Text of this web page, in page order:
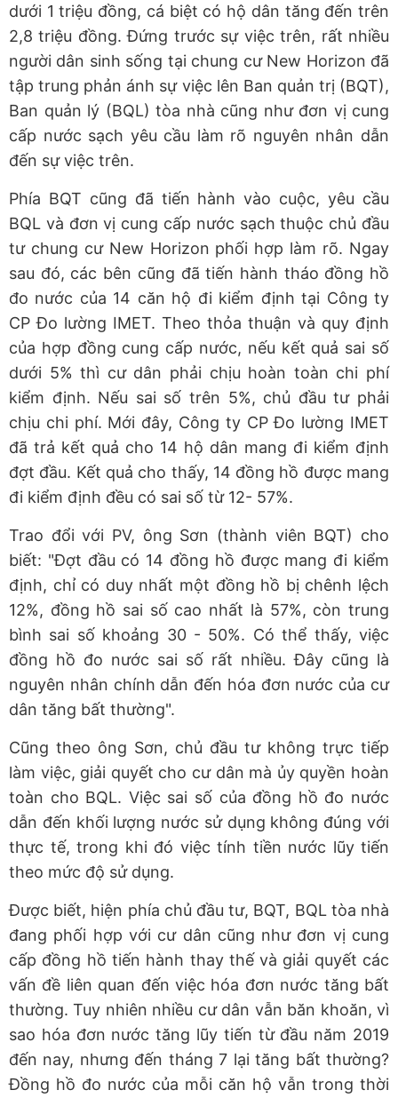
dưới 1 triệu đồng, cá biệt có hộ dân tăng đến trên
2,8 triệu đồng. Đứng trước sự việc trên, rất nhiều
người dân sinh sống tại chung cư New Horizon đã
tập trung phản ánh sự việc lên Ban quản trị (BQT),
Ban quản lý (BQL) tòa nhà cũng như đơn vị cung
cấp nước sạch yêu cầu làm rõ nguyên nhân dẫn
đến sự việc trên.
Phía BQT cũng đã tiến hành vào cuộc, yêu cầu
BQL và đơn vị cung cấp nước sạch thuộc chủ đầu
tư chung cư New Horizon phối hợp làm rõ. Ngay
sau đó, các bên cũng đã tiến hành tháo đồng hồ
đo nước của 14 căn hộ đi kiểm định tại Công ty
CP Đo lường IMET. Theo thỏa thuận và quy định
của hợp đồng cung cấp nước, nếu kết quả sai số
dưới 5% thì cư dân phải chịu hoàn toàn chi phí
kiểm định. Nếu sai số trên 5%, chủ đầu tư phải
chịu chi phí. Mới đây, Công ty CP Đo lường IMET
đã trả kết quả cho 14 hộ dân mang đi kiểm định
đợt đầu. Kết quả cho thấy, 14 đồng hồ được mang
đi kiểm định đều có sai số từ 12- 57%.
Trao đổi với PV, ông Sơn (thành viên BQT) cho
biết: "Đợt đầu có 14 đồng hồ được mang đi kiểm
định, chỉ có duy nhất một đồng hồ bị chênh lệch
12%, đồng hồ sai số cao nhất là 57%, còn trung
bình sai số khoảng 30 - 50%. Có thể thấy, việc
đồng hồ đo nước sai số rất nhiều. Đây cũng là
nguyên nhân chính dẫn đến hóa đơn nước của cư
dân tăng bất thường".
Cũng theo ông Sơn, chủ đầu tư không trực tiếp
làm việc, giải quyết cho cư dân mà ủy quyền hoàn
toàn cho BQL. Việc sai số của đồng hồ đo nước
dẫn đến khối lượng nước sử dụng không đúng với
thực tế, trong khi đó việc tính tiền nước lũy tiến
theo mức độ sử dụng.
Được biết, hiện phía chủ đầu tư, BQT, BQL tòa nhà
đang phối hợp với cư dân cũng như đơn vị cung
cấp đồng hồ tiến hành thay thế và giải quyết các
vấn đề liên quan đến việc hóa đơn nước tăng bất
thường. Tuy nhiên nhiều cư dân vẫn băn khoăn, vì
sao hóa đơn nước tăng lũy tiến từ đầu năm 2019
đến nay, nhưng đến tháng 7 lại tăng bất thường?
Đồng hồ đo nước của mỗi căn hộ vẫn trong thời